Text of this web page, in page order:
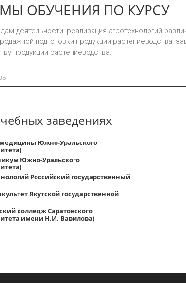
ОБУЧЕНИЯ ПО КУРСУ
деятельности: реализация агротехнологий
подготовки продукции растениеводства;
продукции растениеводства.
заведениях
Южно-Уральского
Южно-Уральского
Российский государственный
Якутской государственной
колледж Саратовского
имени Н.И. Вавилова)